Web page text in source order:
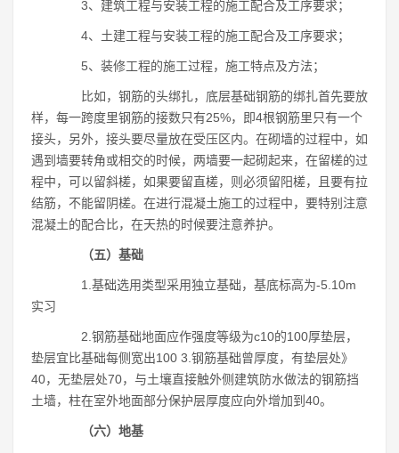
3、建筑工程与安装工程的施工配合及工序要求；
4、土建工程与安装工程的施工配合及工序要求；
5、装修工程的施工过程，施工特点及方法；
比如，钢筋的头绑扎，底层基础钢筋的绑扎首先要放
样，每一跨度里钢筋的接数只有25%，即4根钢筋里只有一个
接头，另外，接头要尽量放在受压区内。在砌墙的过程中，如
遇到墙要转角或相交的时候，两墙要一起砌起来，在留槎的过
程中，可以留斜槎，如果要留直槎，则必须留阳槎，且要有拉
结筋，不能留阴槎。在进行混凝土施工的过程中，要特别注意
混凝土的配合比，在天热的时候要注意养护。
（五）基础
1.基础选用类型采用独立基础，基底标高为-5.10m
实习
2.钢筋基础地面应作强度等级为c10的100厚垫层，
垫层宜比基础每侧宽出100 3.钢筋基础曾厚度，有垫层处》
40，无垫层处70，与土壤直接触外侧建筑防水做法的钢筋挡
土墙，柱在室外地面部分保护层厚度应向外增加到40。
（六）地基